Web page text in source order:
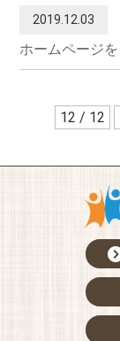
2019.12.03
ホームページ
12 / 12